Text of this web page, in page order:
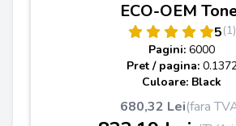
ECO-OEM
5(1)
Pagini: 6000
Pret / pagina:
Culoare: Black
680,32 Lei(fara